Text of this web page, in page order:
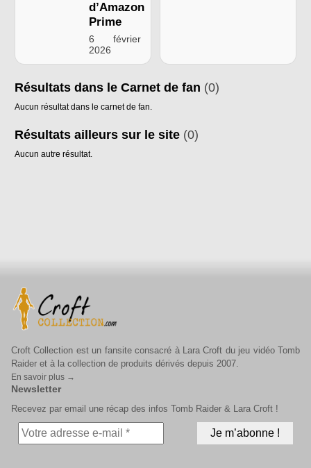
d’Amazon
Prime
6 février
2026
Résultats dans le Carnet de fan (0)
Aucun résultat dans le carnet de fan.
Résultats ailleurs sur le site (0)
Aucun autre résultat.
Croft Collection est un fansite consacré à Lara Croft du jeu vidéo Tomb
Raider et à la collection de produits dérivés depuis 2007.
En savoir plus →
Newsletter
Recevez par email une récap des infos Tomb Raider & Lara Croft !